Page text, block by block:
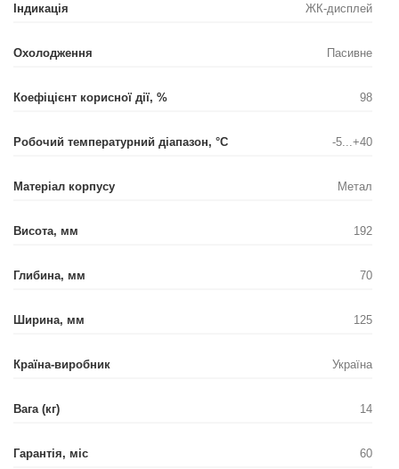
Індикація ЖК-дисплей
Охолодження Пасивне
Коефіцієнт корисної дії, % 98
Робочий температурний діапазон, °С -5...+40
Матеріал корпусу Метал
Висота, мм 192
Глибина, мм 70
Ширина, мм 125
Країна-виробник Україна
Вага (кг) 14
Гарантія, міс 60